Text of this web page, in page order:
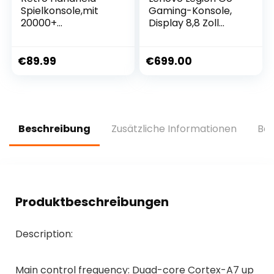
Spielkonsole,mit
20000+
Konsole,16G+128G,3,
€89.99
Gaming-Konsole,
Display 8,8 Zoll
Extreme, 16 GB
€699.00
Beschreibung Zusätzliche Informationen
Produktbeschreibungen
Description:
Main control frequency: Duad-core Cortex-A7 up